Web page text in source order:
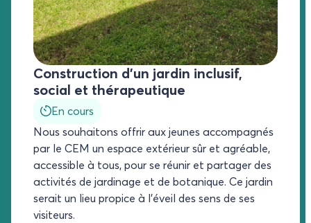
Construction d’un jardin inclusif,
social et thérapeutique
En cours
Nous souhaitons offrir aux jeunes accompagnés
par le CEM un espace extérieur sûr et agréable,
accessible à tous, pour se réunir et partager des
activités de jardinage et de botanique. Ce jardin
serait un lieu propice à l’éveil des sens de ses
visiteurs.